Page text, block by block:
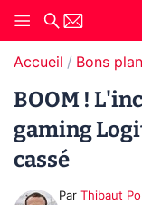
Accueil Bons
BOOM !
gaming
cassé
Par Thibaut